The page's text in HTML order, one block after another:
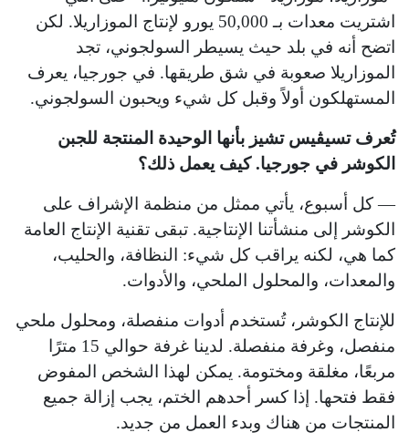
اشتريت معدات بـ 50,000 يورو لإنتاج الموزاريلا. لكن
اتضح أنه في بلد حيث يسيطر السولجوني، تجد
الموزاريلا صعوبة في شق طريقها. في جورجيا، يعرف
المستهلكون أولاً وقبل كل شيء ويحبون السولجوني.
تُعرف تسيڤيس تشيز بأنها الوحيدة المنتجة للجبن
الكوشر في جورجيا. كيف يعمل ذلك؟
— كل أسبوع، يأتي ممثل من منظمة الإشراف على
الكوشر إلى منشأتنا الإنتاجية. تبقى تقنية الإنتاج العامة
كما هي، لكنه يراقب كل شيء: النظافة، والحليب،
والمعدات، والمحلول الملحي، والأدوات.
للإنتاج الكوشر، تُستخدم أدوات منفصلة، ومحلول ملحي
منفصل، وغرفة منفصلة. لدينا غرفة حوالي 15 مترًا
مربعًا، مغلقة ومختومة. يمكن لهذا الشخص المفوض
فقط فتحها. إذا كسر أحدهم الختم، يجب إزالة جميع
المنتجات من هناك وبدء العمل من جديد.